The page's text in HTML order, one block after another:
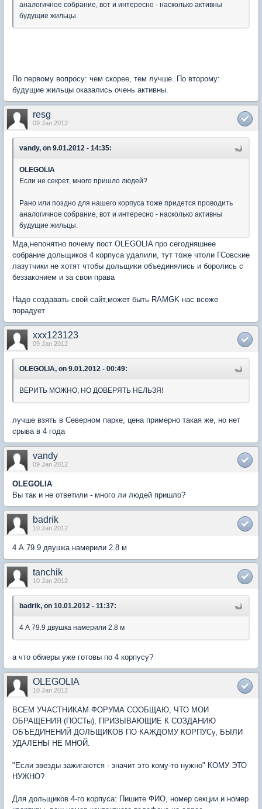
аналогичное собрание, вот и интересно - насколько активны
будущие жильцы.
По первому вопросу: чем скорее, тем лучше. По второму:
будущие жильцы оказались очень активны.
resg
09 Jan 2012
vandy, on 9.01.2012 - 14:35:
OLEGOLIA
Если не секрет, много пришло людей?
Рано или поздно для нашего корпуса тоже придется проводить
аналогичное собрание, вот и интересно - насколько активны
будущие жильцы.
Мда,непонятно почему пост OLEGOLIA про сегодняшнее
собрание дольщиков 4 корпуса удалили, тут тоже чтоли ГСовские
лазутчики не хотят чтобы дольщики объединялись и боролись с
беззаконием и за свои права
Надо создавать свой сайт,может быть RAMGK нас всеже
порадует
xxx123123
09 Jan 2012
OLEGOLIA, on 9.01.2012 - 00:49:
ВЕРИТЬ МОЖНО, НО ДОВЕРЯТЬ НЕЛЬЗЯ!
лучше взять в Северном парке, цена примерно такая же, но нет
срыва в 4 года
vandy
09 Jan 2012
OLEGOLIA
Вы так и не ответили - много ли людей пришло?
badrik
10 Jan 2012
4 А 79.9 двушка намерили 2.8 м
tanchik
10 Jan 2012
badrik, on 10.01.2012 - 11:37:
4 А 79.9 двушка намерили 2.8 м
а что обмеры уже готовы по 4 корпусу?
OLEGOLIA
10 Jan 2012
ВСЕМ УЧАСТНИКАМ ФОРУМА СООБЩАЮ, ЧТО МОИ
ОБРАЩЕНИЯ (ПОСТы), ПРИЗЫВАЮЩИЕ К СОЗДАНИЮ
ОБЪЕДИНЕНИЙ ДОЛЬЩИКОВ ПО КАЖДОМУ КОРПУСу, БЫЛИ
УДАЛЕНЫ НЕ МНОЙ.
"Если звезды зажигаются - значит это кому-то нужно" КОМУ ЭТО
НУЖНО?
Для дольщиков 4-го корпуса: Пишите ФИО, номер секции и номер